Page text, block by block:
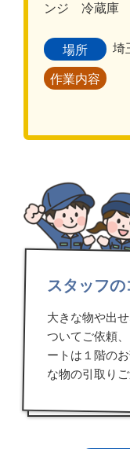
ンジ 冷蔵庫
場所 埼
作業内容
スタッフの
大きな物や出
ついてご依頼
ートは１階の
な物の引取り